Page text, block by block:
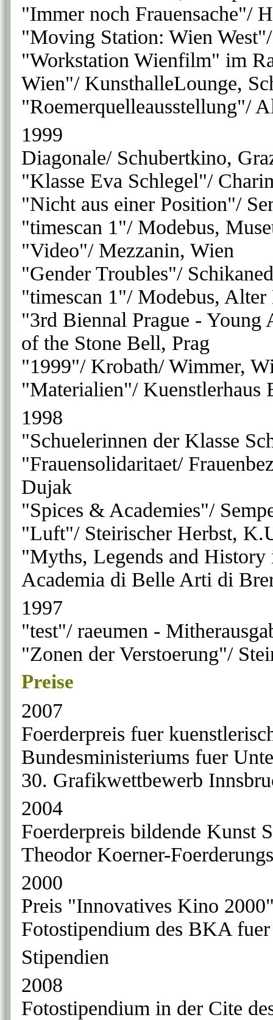
"Immer noch Frauensache"/
"Moving Station: Wien
"Workstation Wienfilm" im
Wien"/ KunsthalleLounge,
"Roemerquelleausstellung"/
1999
Diagonale/ Schubertkino,
"Klasse Eva Schlegel"/
"Nicht aus einer Position"/
"timescan 1"/ Modebus,
"Video"/ Mezzanin, Wien
"Gender Troubles"/
"timescan 1"/ Modebus,
"3rd Biennal Prague - Young
of the Stone Bell, Prag
"1999"/ Krobath/ Wimmer,
"Materialien"/ Kuenstlerhaus
1998
"Schuelerinnen der Klasse
"Frauensolidaritaet/
Dujak
"Spices & Academies"/
"Luft"/ Steirischer Herbst,
"Myths, Legends and
Academia di Belle Arti di
1997
"test"/ raeumen -
"Zonen der Verstoerung"/
Preise
2007
Foerderpreis fuer
Bundesministeriums fuer
30. Grafikwettbewerb
2004
Foerderpreis bildende Kunst
Theodor Koerner-
2000
Preis "Innovatives Kino
Fotostipendium des BKA
Stipendien
2008
Fotostipendium in der Cite